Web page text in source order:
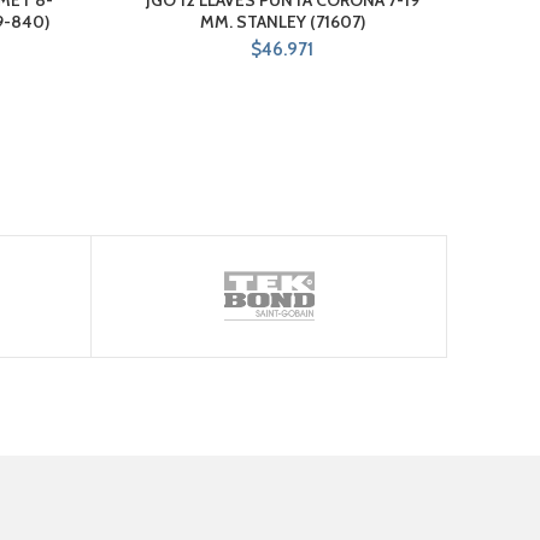
840)
MM. STANLEY (71607)
$46.971